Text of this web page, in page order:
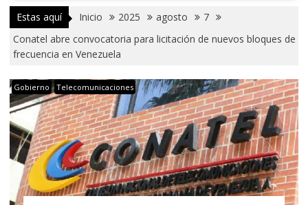
Estas aquí Inicio 2025 agosto
7
Conatel abre convocatoria para licitación de nuevos bloques de
frecuencia en Venezuela
Gobierno Telecomunicaciones